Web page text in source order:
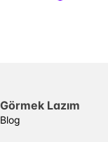
Görmek Lazım
Blog